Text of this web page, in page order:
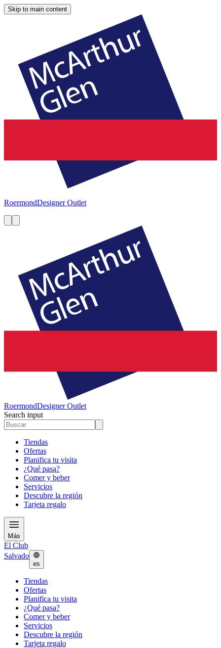
Skip to main content
RoermondDesigner Outlet
RoermondDesigner Outlet
Search input
Tiendas
Ofertas
Planifica tu visita
¿Qué pasa?
Comer y beber
Servicios
Descubre la región
Tarjeta regalo
Más
El Club
Salvado
es
Tiendas
Ofertas
Planifica tu visita
¿Qué pasa?
Comer y beber
Servicios
Descubre la región
Tarjeta regalo